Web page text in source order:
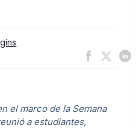
el marco de la Semana
a estudiantes,